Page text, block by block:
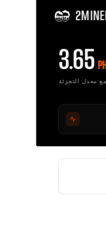
3.65
معدل التجزئة